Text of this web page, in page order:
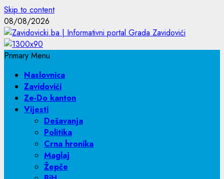
Skip to content
08/08/2026
Primary Menu
Naslovnica
Zavidovići
Ze-Do kanton
Vijesti
Dešavanja
Politika
Crna hronika
Maglaj
Žepče